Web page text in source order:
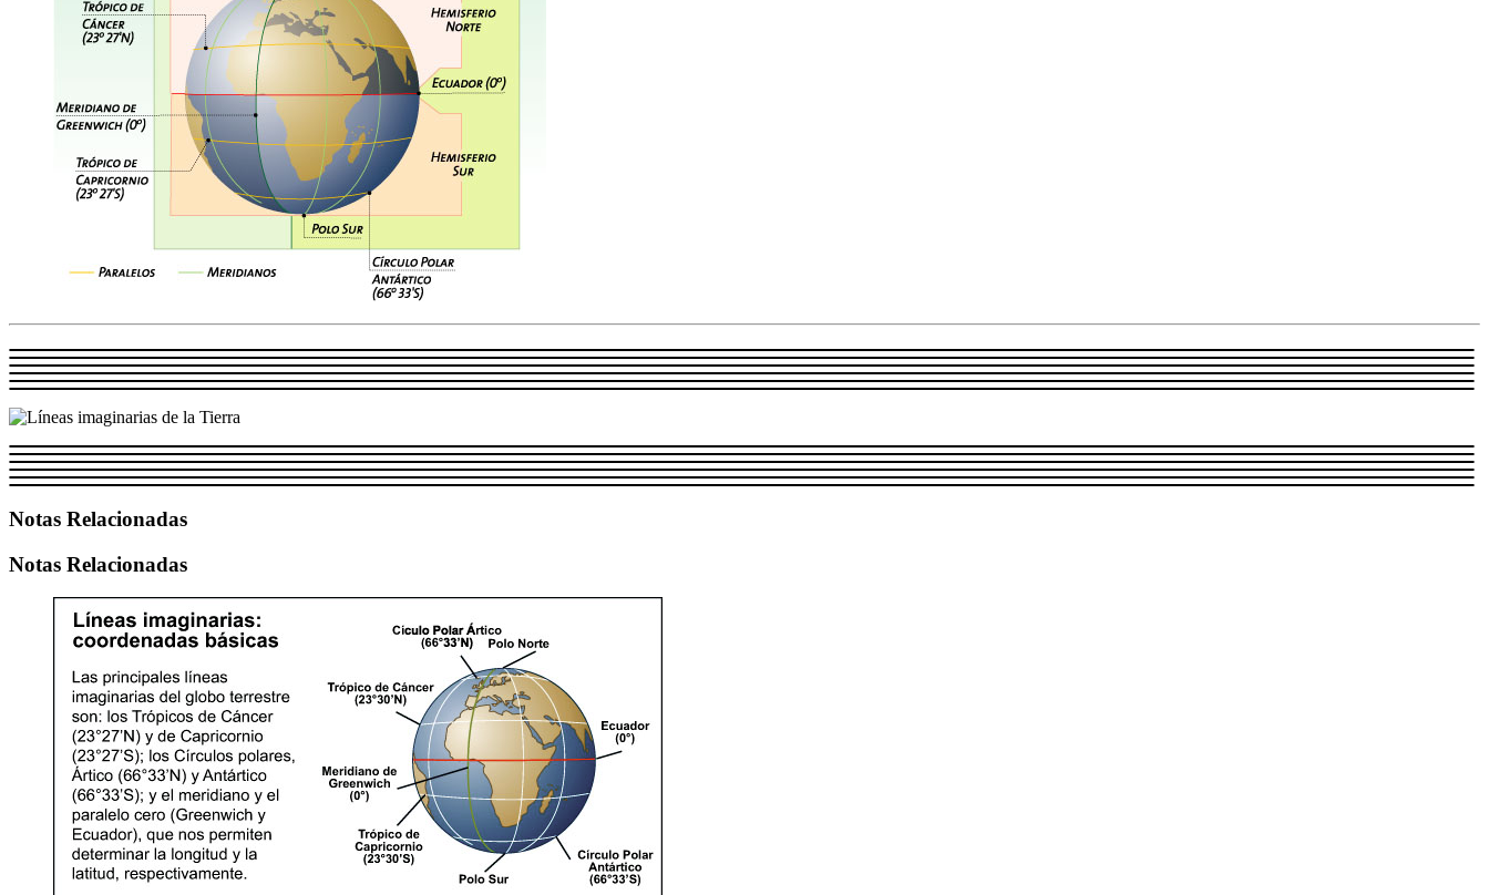
Notas Relacionadas
Notas Relacionadas